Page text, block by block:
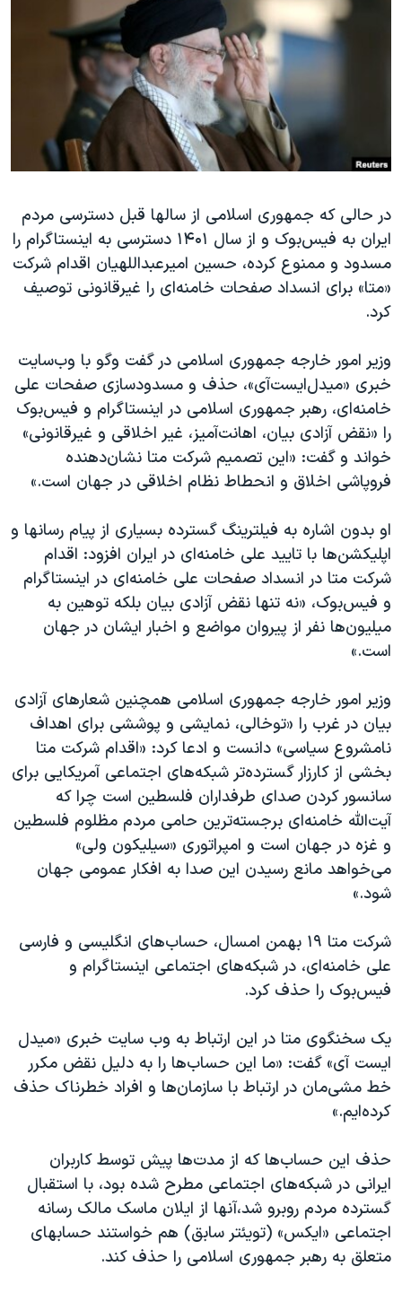
فرهنگ و زندگی
اسرائیل در جنگ
آرشیو پخش زنده
مستندها
انتخابات ریاست جمهوری آمریکا ۲۰۲۴
حمله جمهوری اسلامی به اسرائیل
ورزش زنان در ایران
مجموعه مستندهای دادخواهی
تریبونال مردمی آبان ۹۸
دادگاه حمید نوری
اعتراضات مردمی آبان ۹۸
اسرائیل در جنگ
نرگس محمدی برنده جایزه نوبل صلح
همایش محافظه‌کاران آمریکا «سی‌پک»
سفر پرزیدنت ترامپ به چین
دنبال کنید
زبانهای مختلف
در حالی که جمهوری اسلامی از سالها قبل دسترسی مردم
ایران به فیس‌بوک و از سال ۱۴۰۱ دسترسی به اینستاگرام را
مسدود و ممنوع کرده، حسین امیرعبداللهیان اقدام شرکت
«متا» برای انسداد صفحات خامنه‌ای را غیرقانونی توصیف
کرد.
وزیر امور خارجه جمهوری اسلامی در گفت‌ وگو با وب‌سایت
خبری «میدل‌ایست‌آی»،‌ حذف و مسدود‌سازی صفحات علی
خامنه‌ای، رهبر جمهوری اسلامی در اینستاگرام و فیس‌بوک
را «نقض آزادی بیان، اهانت‌آمیز، غیر اخلاقی و غیرقانونی»
خواند و گفت: «این تصمیم شرکت متا نشان‌دهنده
فروپاشی اخلاق و انحطاط نظام اخلاقی در جهان است.»
او بدون اشاره به فیلترینگ گسترده بسیاری از پیام رسانها و
اپلیکشن‌ها با تایید علی خامنه‌ای در ایران افزود: اقدام
شرکت متا در انسداد صفحات علی خامنه‌ای در اینستاگرام
و فیس‌بوک، «نه تنها نقض آزادی بیان بلکه توهین به
میلیون‌ها نفر از پیروان مواضع و اخبار ایشان در جهان
است.»
وزیر امور خارجه جمهوری اسلامی همچنین شعارهای آزادی
بیان در غرب را «توخالی، نمایشی و پوششی برای اهداف
نامشروع سیاسی» دانست و ادعا کرد: «اقدام شرکت متا
بخشی از کارزار گسترده‌تر شبکه‌های اجتماعی آمریکایی برای
سانسور کردن صدای طرفداران فلسطین است چرا که
آیت‌الله خامنه‌ای برجسته‌ترین حامی مردم مظلوم فلسطین
و غزه در جهان است و امپراتوری «سیلیکون ولی»
می‌خواهد مانع رسیدن این صدا به افکار عمومی جهان
شود.»
شرکت متا ۱۹ بهمن امسال، حساب‌های انگلیسی و فارسی
علی خامنه‌ای، در شبکه‌های اجتماعی اینستاگرام و
فیس‌بوک را حذف کرد.
یک سخنگوی متا در این ارتباط به وب سایت خبری «میدل
ایست آی» گفت: «ما این حساب‌ها را به دلیل نقض مکرر
خط مشی‌مان در ارتباط با سازمان‌ها و افراد خطرناک حذف
کرده‌ایم.»
حذف این حساب‌ها که از مدت‌ها پیش توسط کاربران
ایرانی در شبکه‌های اجتماعی مطرح شده بود، با استقبال
گسترده مردم روبرو شد،‌آنها از ایلان ماسک مالک رسانه
اجتماعی «ایکس» (تویئتر سابق) هم خواستند حسابهای
متعلق به رهبر جمهوری اسلامی را حذف کند.